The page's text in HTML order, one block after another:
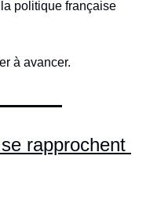
politique française
à avancer.
rapprochent